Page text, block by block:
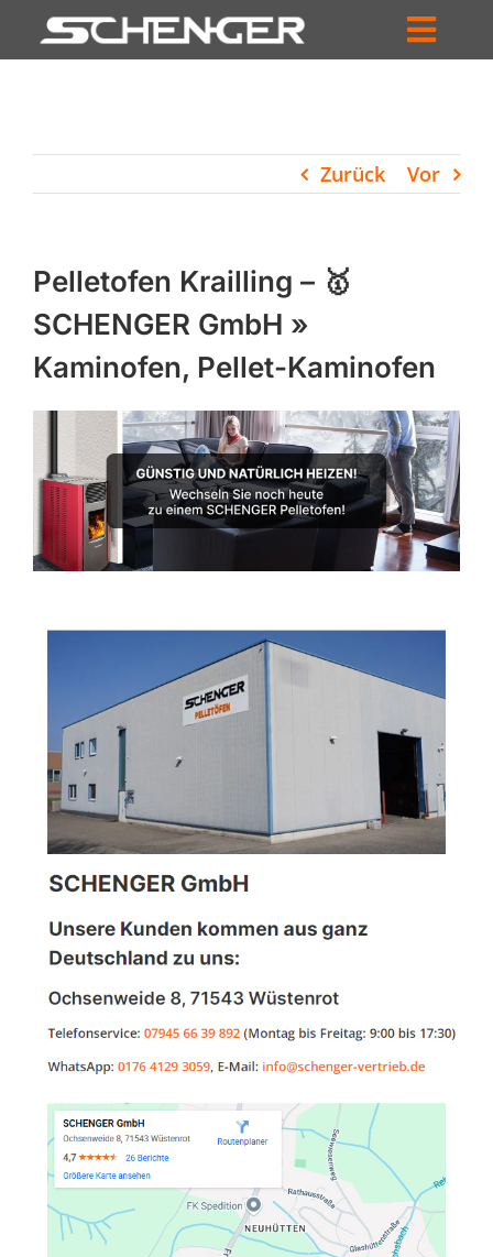
Inhalt
HÄNDLERSUCHE
UNTERNEHMEN
PROFIL
WARENKORB
PRODUCTS
SEARCH
Zurück Vor
Pelletofen Krailling – 🥇
SCHENGER GmbH »
Kaminofen, Pellet-Kaminofen